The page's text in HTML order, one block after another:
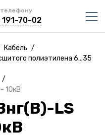
191-70-02
Кабель /
полиэтилена 6...35
/
10кВ
LS